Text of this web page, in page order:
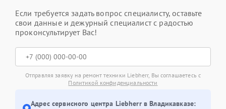
Если требуется задать вопрос специалисту, оставьте
свои данные и дежурный специалист с радостью
проконсультирует Вас!
Отправляя заявку на ремонт техники Liebherr, Вы соглашаетесь с
Политикой конфиденциальности
Адрес сервисного центра Liebherr в Владикавказе: